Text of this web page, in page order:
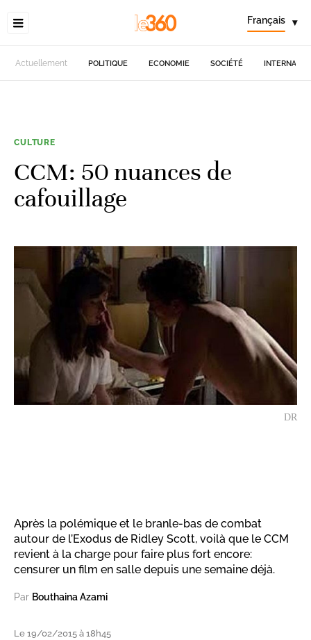
Français ▾
Actuellement POLITIQUE ECONOMIE SOCIÉTÉ
CULTURE
CCM: 50 nuances de
cafouillage
DR
Après la polémique et le branle-bas de combat
autour de l’Exodus de Ridley Scott, voilà que le CCM
revient à la charge pour faire plus fort encore:
censurer un film en salle depuis une semaine déjà.
Par Bouthaina Azami
Le 19/02/2015 à 18h45